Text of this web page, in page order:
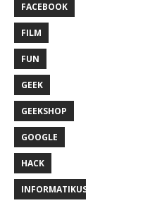
FACEBOOK
FILM
FUN
GEEK
GEEKSHOP
GOOGLE
HACK
INFORMATIKUS